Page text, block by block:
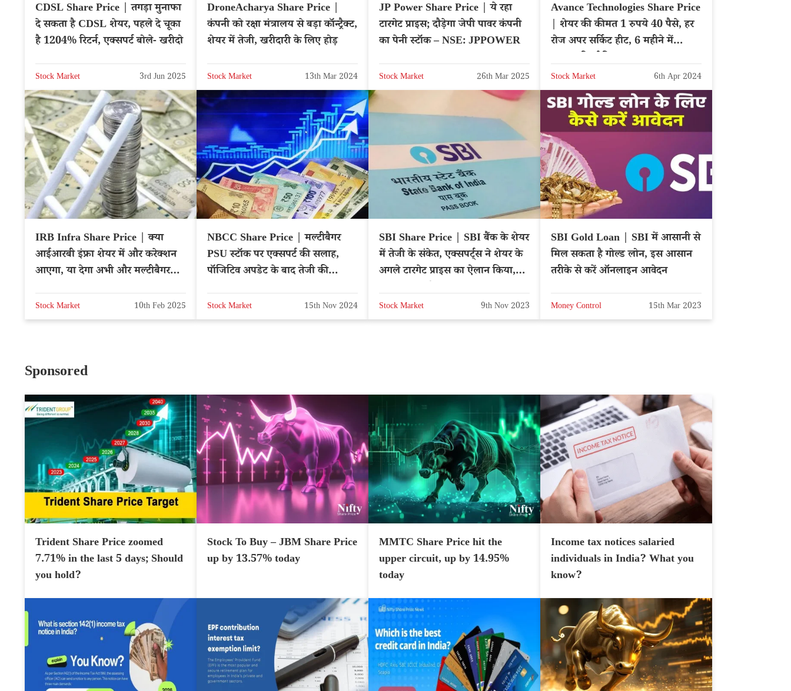
CDSL Share Price | तगड़ा मुनाफा
दे सकता है CDSL शेयर, पहले दे चूका
है 1204% रिटर्न, एक्सपर्ट बोले- खरीदो
Stock Market 3rd Jun 2025
DroneAcharya Share Price |
कंपनी को रक्षा मंत्रालय से बड़ा कॉन्ट्रैक्ट,
शेयर में तेजी, खरीदारी के लिए होड़
Stock Market 13th Mar 2024
JP Power Share Price | ये रहा
टारगेट प्राइस; दौड़ेगा जेपी पावर कंपनी
का पेनी स्टॉक – NSE: JPPOWER
Stock Market 26th Mar 2025
Avance Technologies Share Price
| शेयर की कीमत 1 रुपये 40 पैसे, हर
रोज अपर सर्किट हीट, 6 महीने में
Stock Market 6th Apr 2024
IRB Infra Share Price | क्या
आईआरबी इंफ्रा शेयर में और करेक्शन
आएगा, या देगा अभी और मल्टीबैगर
Stock Market 10th Feb 2025
NBCC Share Price | मल्टीबैगर
PSU स्टॉक पर एक्सपर्ट की सलाह,
पॉजिटिव अपडेट के बाद तेजी की
Stock Market 15th Nov 2024
SBI Share Price | SBI बैंक के शेयर
में तेजी के संकेत, एक्सपर्ट्स ने शेयर के
अगले टारगेट प्राइस का ऐलान किया,
Stock Market 9th Nov 2023
SBI Gold Loan | SBI में आसानी से
मिल सकता है गोल्ड लोन, इस आसान
तरीके से करें ऑनलाइन आवेदन
Money Control 15th Mar 2023
Sponsored
Trident Share Price zoomed
7.71% in the last 5 days; Should
you hold?
Stock To Buy – JBM Share Price
up by 13.57% today
MMTC Share Price hit the
upper circuit, up by 14.95%
today
Income tax notices salaried
individuals in India? What you
know?